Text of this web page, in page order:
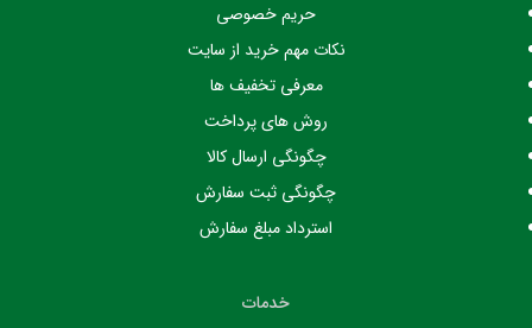
حریم خصوصی
نکات مهم خرید از سایت
معرفی تخفیف ها
روش های پرداخت
چگونگی ارسال کالا
چگونگی ثبت سفارش
استرداد مبلغ سفارش
خدمات